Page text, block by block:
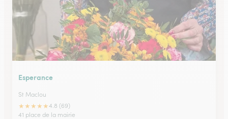
Esperance
St Maclou
★★★★★4.8 (69)
41 place de la mairie